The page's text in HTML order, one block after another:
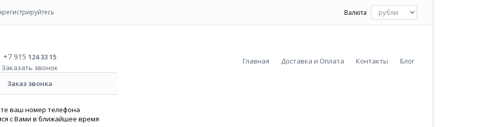
Валюта
Главная Доставка и Оплата Контакты Блог
+7 915 124 33 15
Заказать звонок
Заказ звонка
ваш номер телефона
с Вами в ближайшее время